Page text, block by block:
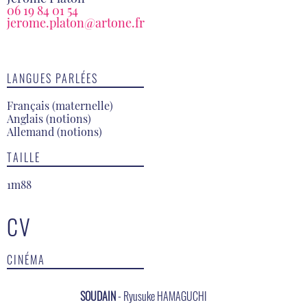
06 19 84 01 54
jerome.platon@artone.fr
LANGUES PARLÉES
Français (maternelle)
Anglais (notions)
Allemand (notions)
TAILLE
1m88
CV
CINÉMA
SOUDAIN- Ryusuke HAMAGUCHI